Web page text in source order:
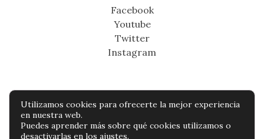
Facebook
Youtube
Twitter
Instagram
Copyright © Todos os direitos reservados -
cronicafinanciera.com
Utilizamos cookies para ofrecerte la mejor experiencia
en nuestra web.
Puedes aprender más sobre qué cookies utilizamos o
desactivarlas en los ajustes.